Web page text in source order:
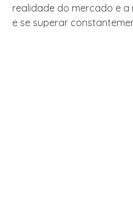
realidade do mercado e
e se superar